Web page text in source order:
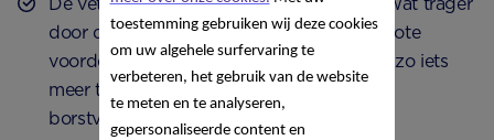
door de darmen van je kindje gaat. Het grote
voordeel: de darmen van je baby hebben zo iets
meer tijd om de voedingsstoffen uit de
borstvoeding op te nemen.
toestemming gebruiken wij deze cookies
om uw algehele surfervaring te
verbeteren, het gebruik van de website
te meten en te analyseren,
gepersonaliseerde content en